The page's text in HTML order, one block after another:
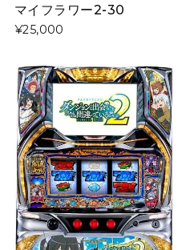
マイフラワー2‐30
¥25,000